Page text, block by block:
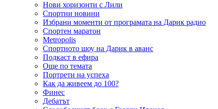
Нови хоризонти с Лили
Спортни новини
Избрани моменти от програмата на Дарик радио
Спортен маратон
Metropolis
Спортното шоу на Дарик в аванс
Подкаст в ефира
Още по темата
Портрети на успеха
Как да живеем до 100?
Финес
Дебатът